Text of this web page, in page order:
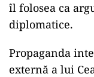
îl folosea ca
diplomatice.
Propaganda
externă a lui